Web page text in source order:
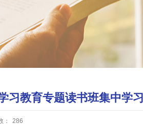
习教育专题读书班集中学习
： 286